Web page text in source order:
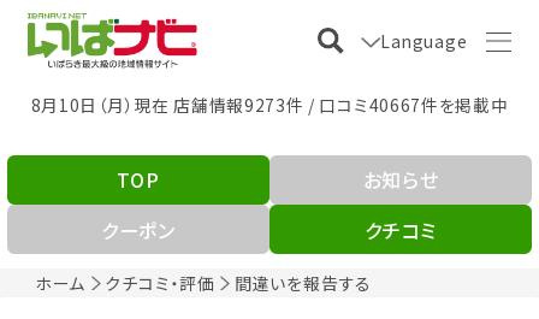
Language
8月10日（月）現在 店舗情報9273件 / 口コミ40667件を掲載中
ホーム クチコミ・評価 間違いを報告する
TOP
お知らせ
クーポン
クチコミ